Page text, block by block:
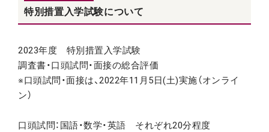
特別措置入学試験について
2023年度 特別措置入学試験
調査書・口頭試問・面接の総合評価
※口頭試問・面接は、2022年11月5日(土)実施（オンライ
ン）
口頭試問：国語・数学・英語 それぞれ20分程度